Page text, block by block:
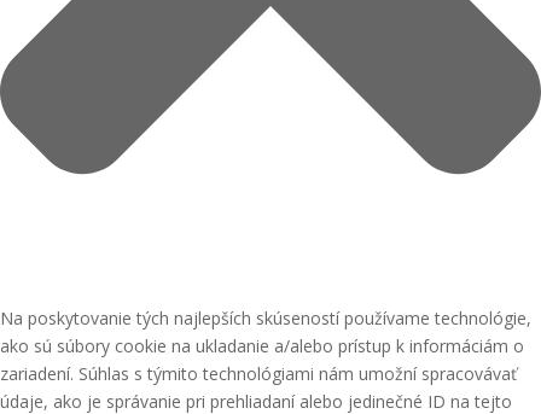
Na poskytovanie tých najlepších skúseností používame technológie,
ako sú súbory cookie na ukladanie a/alebo prístup k informáciám o
zariadení. Súhlas s týmito technológiami nám umožní spracovávať
údaje, ako je správanie pri prehliadaní alebo jedinečné ID na tejto